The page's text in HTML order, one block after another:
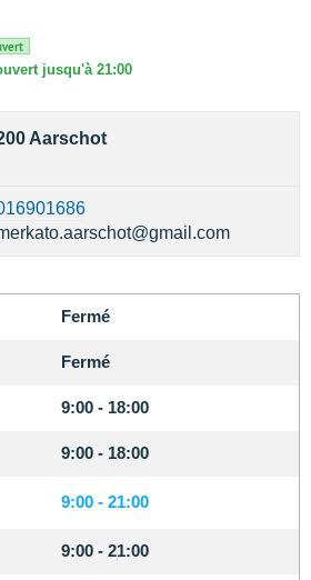
jusqu'à 21:00
Fermé
Fermé
9:00 - 18:00
9:00 - 18:00
9:00 - 21:00
9:00 - 21:00
Aarschot